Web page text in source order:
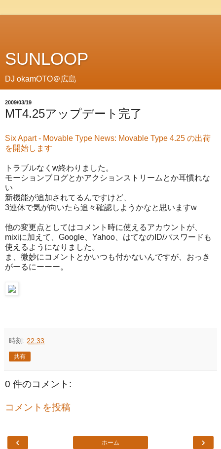
SUNLOOP
DJ okamOTO＠広島
2009/03/19
MT4.25アップデート完了
Six Apart - Movable Type News: Movable Type 4.25 の出荷
を開始します
トラブルなくw終わりました。
モーションブログとかアクションストリームとか耳慣れな
い
新機能が追加されてるんですけど、
3連休で気が向いたら追々確認しようかなと思いますw
他の変更点としてはコメント時に使えるアカウントが、
mixiに加えて、Google、Yahoo、はてなのID/パスワードも
使えるようになりました。
ま、微妙にコメントとかいつも付かないんですが、おっき
がーるにーーー。
時刻: 22:33
共有
0 件のコメント:
コメントを投稿
‹ ›
ホーム